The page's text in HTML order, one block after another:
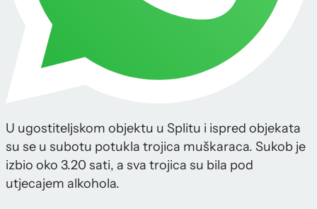
U ugostiteljskom objektu u Splitu i ispred objekata
su se u subotu potukla trojica muškaraca. Sukob je
izbio oko 3.20 sati, a sva trojica su bila pod
utjecajem alkohola.